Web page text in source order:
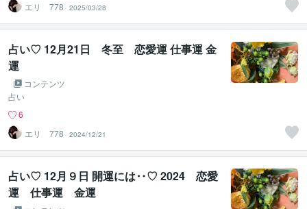
エリ 778
2025/03/28
占い♡ 12月21日 冬至 恋愛運 仕事運 金
運
コンテンツ
占い
6
エリ 778
2024/12/21
占い♡ 12月９日 開運には‥♡ 2024 恋愛
運 仕事運 金運